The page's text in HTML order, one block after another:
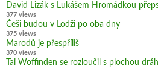
David Lizák s Lukášem Hromádkou
377 views
Češi budou v Lodži po oba dny
375 views
Marodů je přespříliš
370 views
Tai Woffinden se rozloučil s plochou